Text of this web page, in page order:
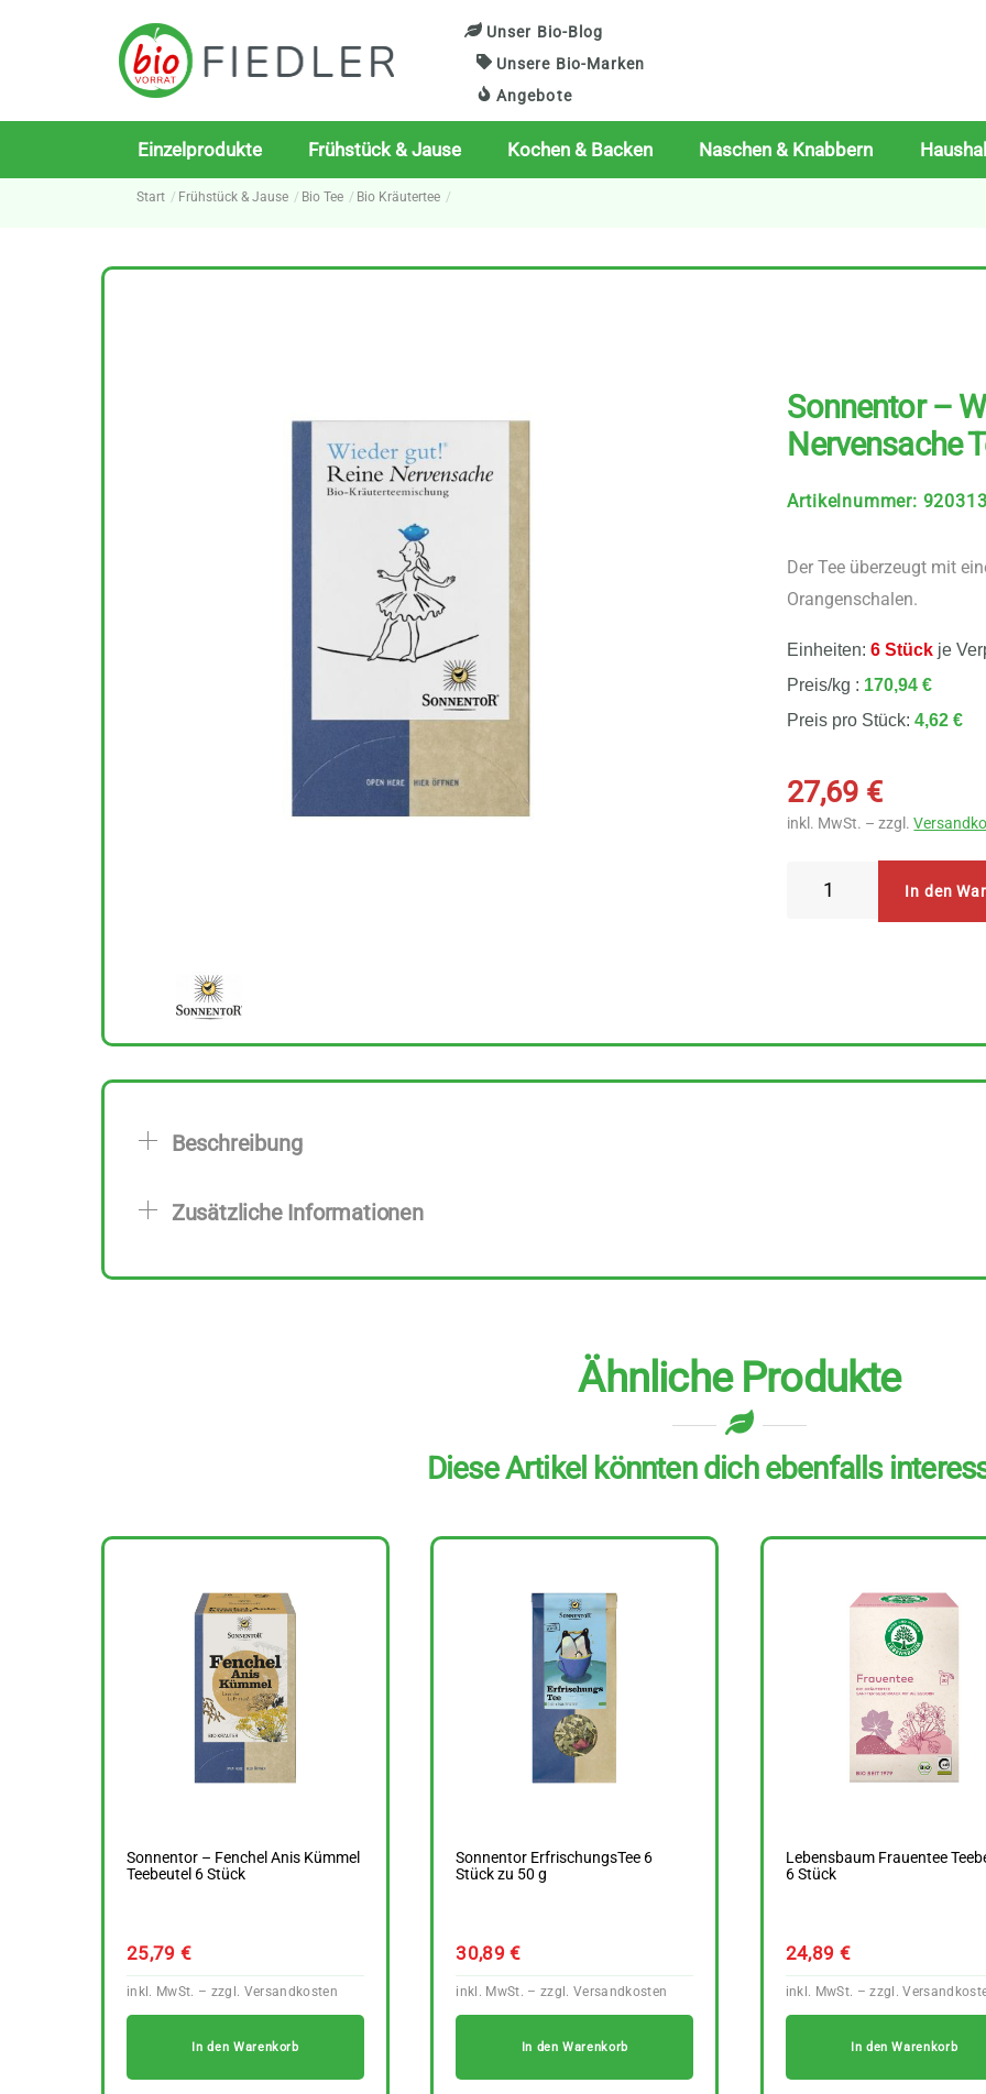
Unser Bio-Blog
Unsere Bio-Marken
Angebote
Einzelprodukte Frühstück & Jause Kochen & Backen Naschen & Knabbern
Start Frühstück & Jause Bio Tee Bio Kräutertee
Sonnentor –
Nervensache
Artikelnummer:
Der Tee überzeugt mit
Orangenschalen.
Einheiten:6 Stück je
Preis/kg : 170,94 €
Preis pro Stück:4,62 €
27,69 €
inkl. MwSt. – zzgl.
In den
Beschreibung
Zusätzliche Informationen
Ähnliche Produkte
Diese Artikel könnten dich ebenfalls
Sonnentor – Fenchel Anis Kümmel
Teebeutel 6 Stück
25,79€
In den Warenkorb
Sonnentor ErfrischungsTee 6
Stück zu 50 g
30,89€
In den Warenkorb
Lebensbaum Frauentee
6 Stück
24,89 €
In den Warenkorb